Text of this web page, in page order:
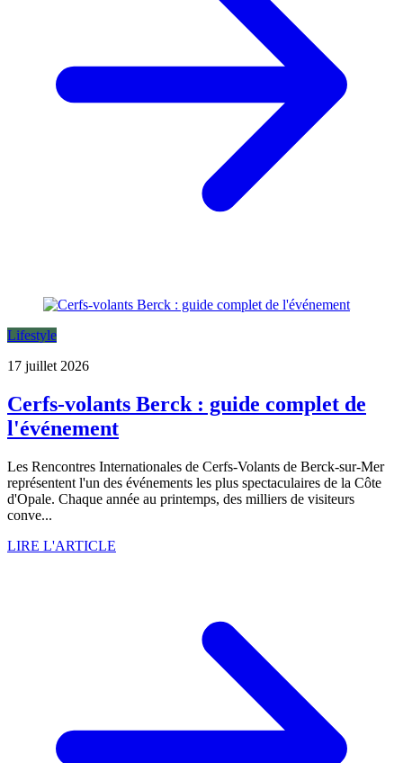
Lifestyle
17 juillet 2026
Cerfs-volants Berck : guide complet de
l'événement
Les Rencontres Internationales de Cerfs-Volants de Berck-sur-Mer
représentent l'un des événements les plus spectaculaires de la Côte
d'Opale. Chaque année au printemps, des milliers de visiteurs
conve...
LIRE L'ARTICLE